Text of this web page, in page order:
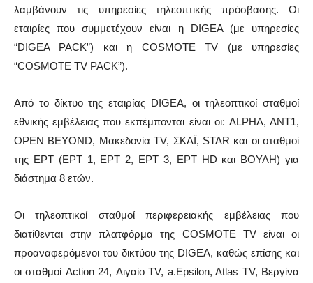
λαμβάνουν τις υπηρεσίες τηλεοπτικής πρόσβασης. Οι
εταιρίες που συμμετέχουν είναι η DIGEA(με υπηρεσίες
“DIGEA PACK”) και η COSMOTE TV (με υπηρεσίες
“COSMOTE TV PACK”).
Aπό το δίκτυο της εταιρίας DIGEA, oι τηλεοπτικοί σταθμοί
εθνικής εμβέλειας που εκπέμπονται είναι οι: ALPHA, ANT1,
OPEN BEYOND, Μακεδονία TV, ΣΚΑΪ, STAR και οι σταθμοί
της ΕΡΤ (ΕΡΤ 1, ΕΡΤ 2, ΕΡΤ 3, ΕΡΤ HD και ΒΟΥΛΗ) για
διάστημα 8 ετών.
Οι τηλεοπτικοί σταθμοί περιφερειακής εμβέλειας που
διατίθενται στην πλατφόρμα της COSMOTE TV είναι οι
προαναφερόμενοι του δικτύου της DIGEA, καθώς επίσης και
οι σταθμοί Action 24, Αιγαίο TV, a.Epsilon, Atlas TV, Βεργίνα